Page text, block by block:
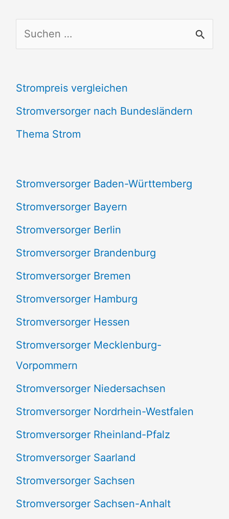
u
h
e
n
h
:
Strompreis vergleichen
Stromversorger nach Bundesländern
Thema Strom
Stromversorger Baden-Württemberg
Stromversorger Bayern
Stromversorger Berlin
Stromversorger Brandenburg
Stromversorger Bremen
Stromversorger Hamburg
Stromversorger Hessen
Stromversorger Mecklenburg-
Vorpommern
Stromversorger Niedersachsen
Stromversorger Nordrhein-Westfalen
Stromversorger Rheinland-Pfalz
Stromversorger Saarland
Stromversorger Sachsen
Stromversorger Sachsen-Anhalt